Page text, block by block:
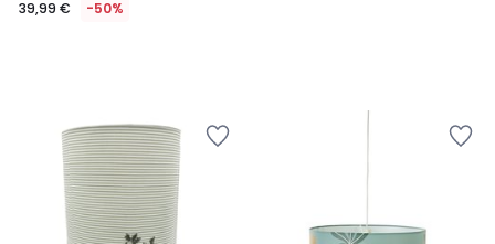
39,99 € -50%